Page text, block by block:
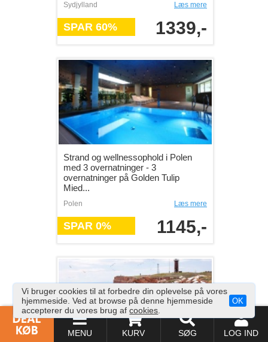
MENU KURV SØG LOG IND
Sydjylland Læs mere
SPAR 60% 1339,-
Strand og wellnessophold i Polen
med 3 overnatninger - 3
overnatninger på Golden Tulip
Mied...
Polen Læs mere
SPAR 0% 1145,-
Vi bruger cookies til at forbedre din oplevelse på vores
hjemmeside. Ved at browse på denne hjemmeside
accepterer du vores brug afcookies
OK